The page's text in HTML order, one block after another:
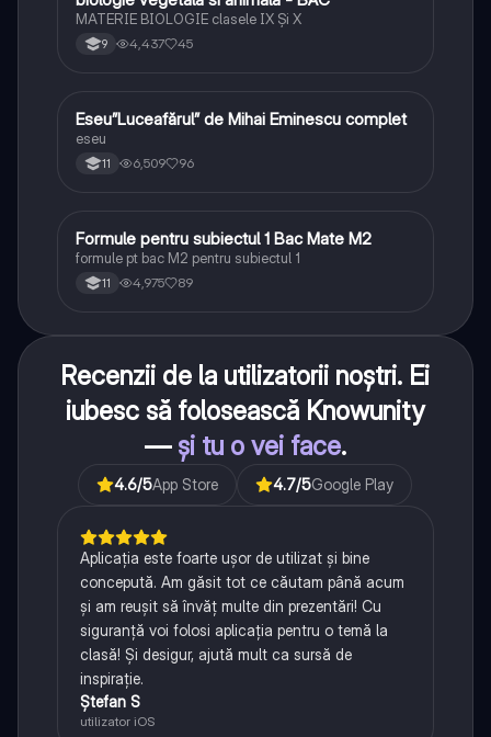
MATERIE BIOLOGIE clasele IX Şi X
9 4,437 45
Limba și literatura română
Eseu”Luceafărul” de Mihai Eminescu complet
eseu
11 6,509 96
Matematică
Formule pentru subiectul 1 Bac Mate M2
formule pt bac M2 pentru subiectul 1
11 4,975 89
Recenzii de la utilizatorii noștri. Ei
iubesc să folosească Knowunity
— și tu o vei face.
4.6/5App Store 4.7/5Google Play
Aplicația este foarte ușor de utilizat și bine
concepută. Am găsit tot ce căutam până acum
și am reușit să învăț multe din prezentări! Cu
siguranță voi folosi aplicația pentru o temă la
clasă! Și desigur, ajută mult ca sursă de
inspirație.
Ștefan S
utilizator iOS